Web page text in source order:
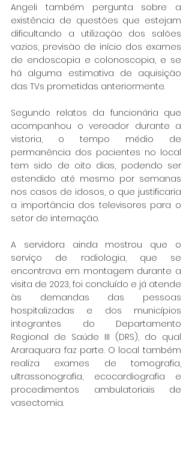
Angeli também pergunta sobre a
existência de questões que estejam
dificultando a utilização dos salões
vazios, previsão de início dos exames
de endoscopia e colonoscopia, e se
há alguma estimativa de aquisição
das TVs prometidas anteriormente.
Segundo relatos da funcionária que
acompanhou o vereador durante a
vistoria, o tempo médio de
permanência dos pacientes no local
tem sido de oito dias, podendo ser
estendido até mesmo por semanas
nos casos de idosos, o que justificaria
a importância dos televisores para o
setor de internação.
A servidora ainda mostrou que o
serviço de radiologia, que se
encontrava em montagem durante a
visita de 2023, foi concluído e já atende
às demandas das pessoas
hospitalizadas e dos municípios
integrantes do Departamento
Regional de Saúde III (DRS), do qual
Araraquara faz parte. O local também
realiza exames de tomografia,
ultrassonografia, ecocardiografia e
procedimentos ambulatoriais de
vasectomia.